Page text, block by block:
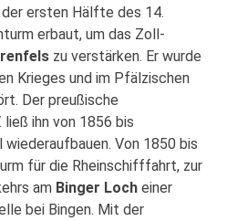
der ersten Hälfte des 14.
erbaut, um das Zoll-
zu verstärken. Er wurde
Krieges und im Pfälzischen
Der preußische
ließ ihn von 1856 bis
Von 1850 bis
für die Rheinschifffahrt, zur
am Binger Loch einer
bei Bingen. Mit der